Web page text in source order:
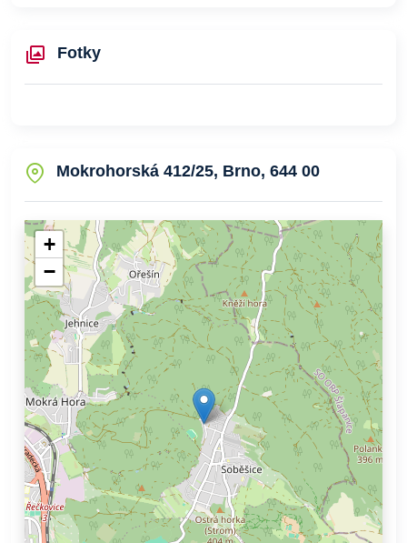
Fotky
Mokrohorská 412/25, Brno, 644 00
+
−